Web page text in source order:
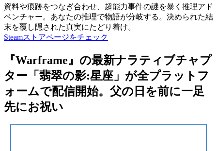
資料や痕跡をつなぎ合わせ、超能力事件の謎を暴く推理アド
ベンチャー。あなたの推理で物語が分岐する。決められた結
末を覆し隠された真実にたどり着け。
Steamストアページをチェック
『Warframe』の最新ナラティブチャプ
ター「翡翠の影:星座」が全プラットフ
ォームで配信開始。父の日を前に一足
先にお祝い